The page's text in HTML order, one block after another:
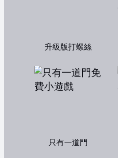
升級版打螺絲
只有一道門